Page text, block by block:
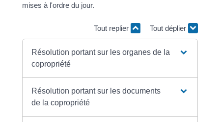
mises à l'ordre du jour.
Tout replier Tout déplier
Résolution portant sur les organes de la
copropriété
Résolution portant sur les documents
de la copropriété